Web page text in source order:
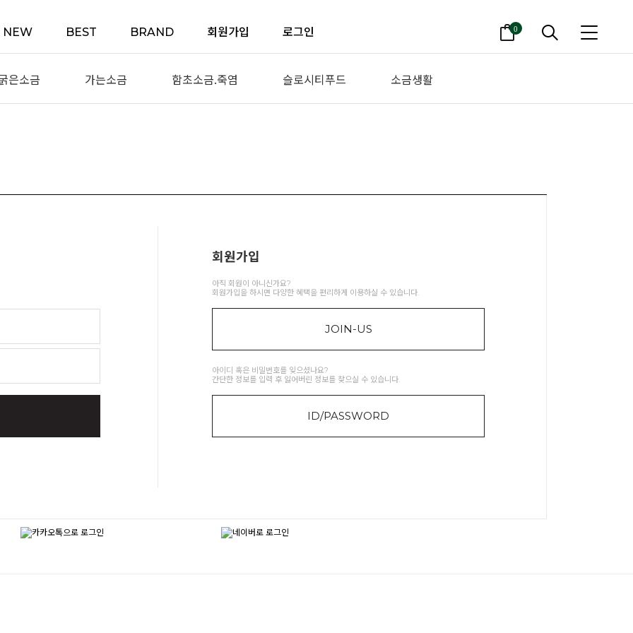
NEW BEST BRAND 회원가입 로그인 0
은소금 가는소금 함초소금.죽염 슬로시티푸드 소금생활
회원가입
아직 회원이 아니신가요?
회원가입을 하시면 다양한 혜택을 편리하게 이용하실 수 있습니다.
JOIN-US
아이디 혹은 비밀번호를 잊으셨나요?
간단한 정보를 입력 후 잃어버린 정보를 찾으실 수 있습니다.
ID/PASSWORD